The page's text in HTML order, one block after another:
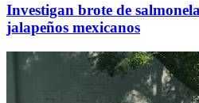
Investigan brote de
jalapeños mexicanos